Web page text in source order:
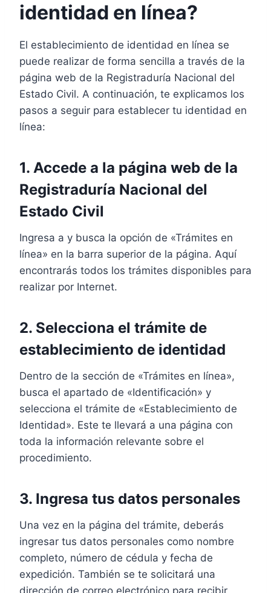
identidad en línea?
El establecimiento de identidad en línea se
puede realizar de forma sencilla a través de la
página web de la Registraduría Nacional del
Estado Civil. A continuación, te explicamos los
pasos a seguir para establecer tu identidad en
línea:
1. Accede a la página web de la
Registraduría Nacional del
Estado Civil
Ingresa a y busca la opción de «Trámites en
línea» en la barra superior de la página. Aquí
encontrarás todos los trámites disponibles para
realizar por Internet.
2. Selecciona el trámite de
establecimiento de identidad
Dentro de la sección de «Trámites en línea»,
busca el apartado de «Identificación» y
selecciona el trámite de «Establecimiento de
Identidad». Este te llevará a una página con
toda la información relevante sobre el
procedimiento.
3. Ingresa tus datos personales
Una vez en la página del trámite, deberás
ingresar tus datos personales como nombre
completo, número de cédula y fecha de
expedición. También se te solicitará una
dirección de correo electrónico para recibir